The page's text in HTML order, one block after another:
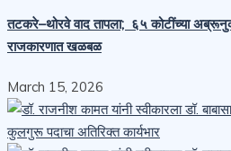
तटकरे–थोरवे वाद तापला; ६५ कोटींच्या
राजकारणात खळबळ
March 15, 2026